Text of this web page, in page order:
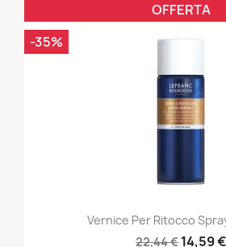
Vernice Per Ritocco
22,44 € 14,59 €
OFFERTA
-35%